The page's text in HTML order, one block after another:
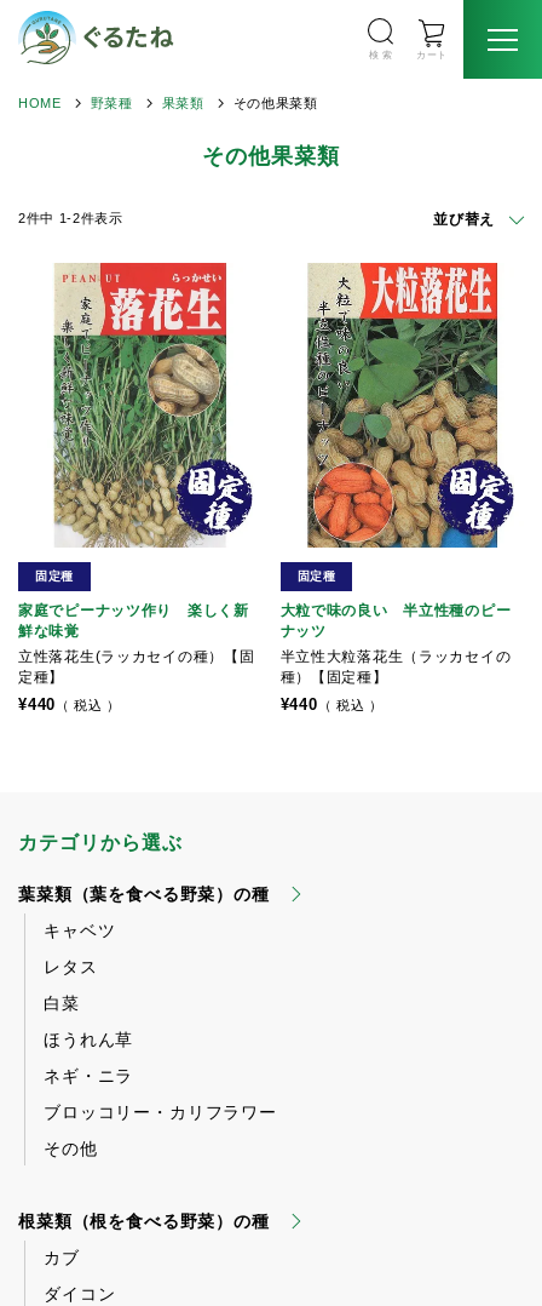
検 索 カート
HOME 野菜種 果菜類 その他果菜類
その他果菜類
並び替え
2件中 1-2件表示
固定種
家庭でピーナッツ作り 楽しく新
鮮な味覚
立性落花生(ラッカセイの種）【固
定種】
¥440 税込
固定種
大粒で味の良い 半立性種のピー
ナッツ
半立性大粒落花生（ラッカセイの
種）【固定種】
¥440 税込
カテゴリから選ぶ
葉菜類（葉を食べる野菜）の種
キャベツ
レタス
白菜
ほうれん草
ネギ・ニラ
ブロッコリー・カリフラワー
その他
根菜類（根を食べる野菜）の種
カブ
ダイコン